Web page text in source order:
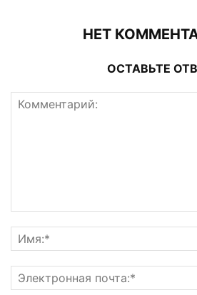
НЕТ
ОСТАВЬТЕ